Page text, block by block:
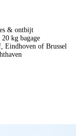
& ontbijt
kg bagage
Eindhoven of Brussel